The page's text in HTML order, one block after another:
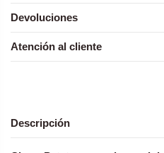
Devoluciones
Atención al cliente
Descripción